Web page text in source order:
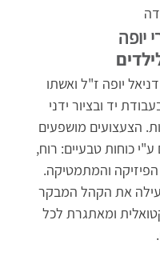
יופה
יופה ז"ל ואשתו
יד ובציור ידני
הצעצועים מושפעים
כוחות טבעיים: רוח,
הפיזיקה והמתמטיקה.
את הקהל המבקר
ומאתגרת לכל